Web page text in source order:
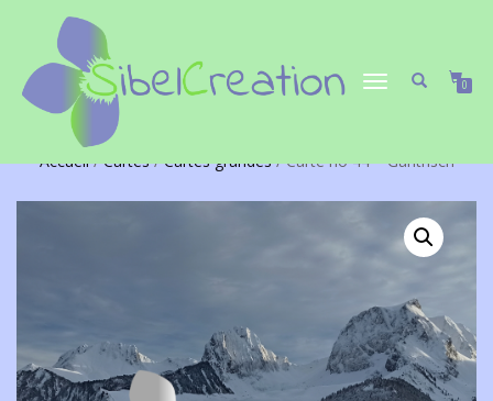
DÉPLIER/REPLIER
0
Accueil/Cartes/Cartes grandes/ Carte no 44 – Gantrisch